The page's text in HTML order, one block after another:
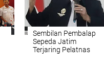
Sembilan Pembalap
Sepeda Jatim
Terjaring Pelatnas